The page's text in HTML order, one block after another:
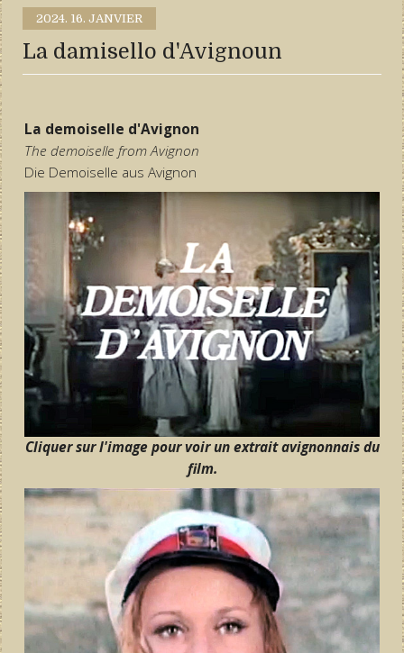
2024. 16. JANVIER
La damisello d'Avignoun
La demoiselle d'Avignon
The demoiselle from Avignon
Die Demoiselle aus Avignon
Cliquer sur l'image pour voir un extrait avignonnais du
film.